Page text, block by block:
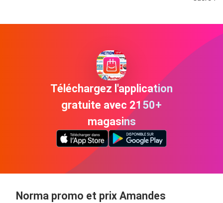
Téléchargez l'application
gratuite avec 2150+
magasins
Norma promo et prix Amandes